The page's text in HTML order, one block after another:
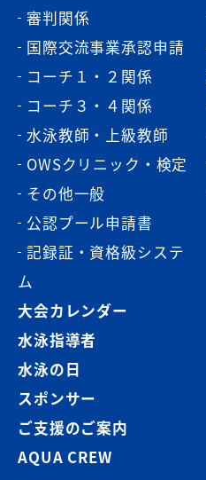
審判関係
国際交流事業承認申請
コーチ１・２関係
コーチ３・４関係
水泳教師・上級教師
OWSクリニック・検定
その他一般
公認プール申請書
記録証・資格級システ
ム
大会カレンダー
水泳指導者
水泳の日
スポンサー
ご支援のご案内
AQUA CREW